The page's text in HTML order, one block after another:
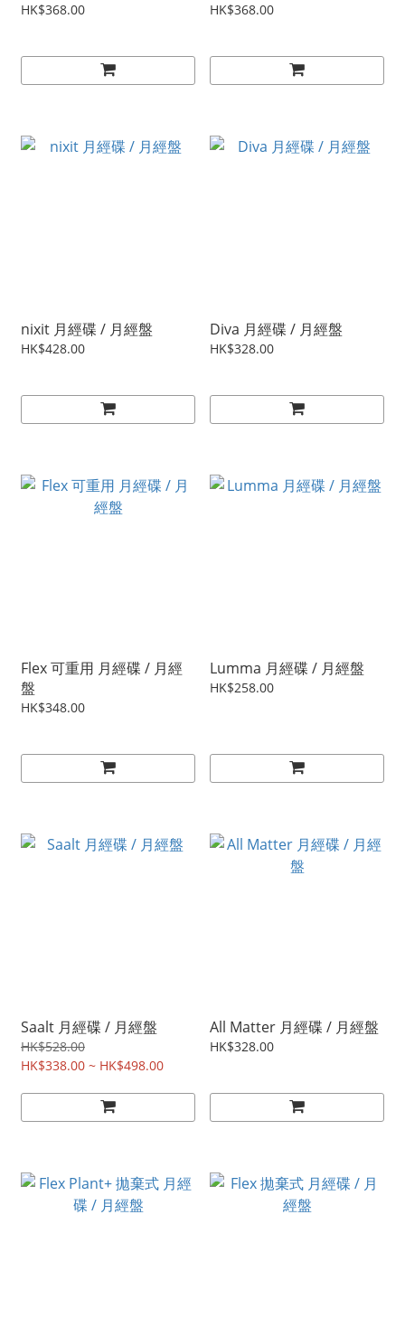
HK$368.00 HK$368.00
nixit 月經碟 / 月經盤
HK$428.00
Diva 月經碟 / 月經盤
HK$328.00
Flex 可重用 月經碟 / 月經
盤
HK$348.00
Lumma 月經碟 / 月經盤
HK$258.00
Saalt 月經碟 / 月經盤
HK$528.00
HK$338.00 ~ HK$498.00
All Matter 月經碟 / 月經盤
HK$328.00